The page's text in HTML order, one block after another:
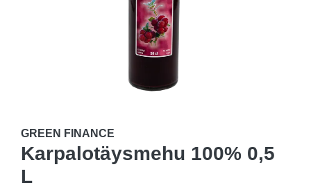
GREEN FINANCE
Karpalotäysmehu 100% 0,5
L